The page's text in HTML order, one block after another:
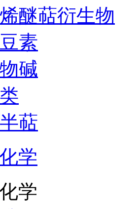
醚萜衍生物
素
碱
萜
学
学